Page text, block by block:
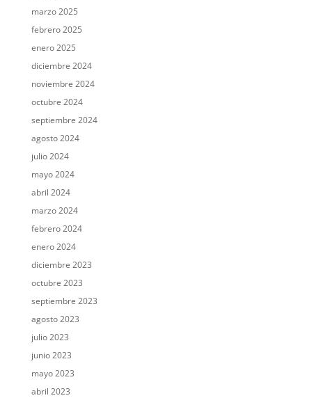
marzo 2025
febrero 2025
enero 2025
diciembre 2024
noviembre 2024
octubre 2024
septiembre 2024
agosto 2024
julio 2024
mayo 2024
abril 2024
marzo 2024
febrero 2024
enero 2024
diciembre 2023
octubre 2023
septiembre 2023
agosto 2023
julio 2023
junio 2023
mayo 2023
abril 2023